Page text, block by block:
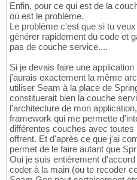
Enfin, pour ce qui est de la
où est le problème.
Le problème c'est que si tu
générer rapidement du code et
pas de couche service....
Si je devais faire une
j'aurais exactement la même
utiliser Seam à la place de
constituerait bien la couche
l'architecture de mon
framework qui me permette
différentes couches avec toutes
offrent. Et d'après ce que j'ai
permet de le faire autant que
Oui je suis entièrement
coder à la main (ou te recoder